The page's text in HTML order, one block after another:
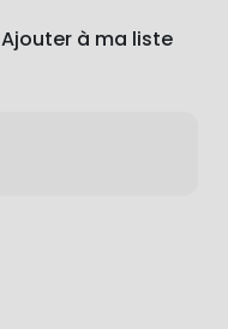
Ajouter à ma liste